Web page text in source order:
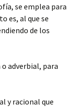
se emplea para
es, al que se
de los
adverbial, para
y racional que